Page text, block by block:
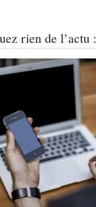
rien de l’actu :